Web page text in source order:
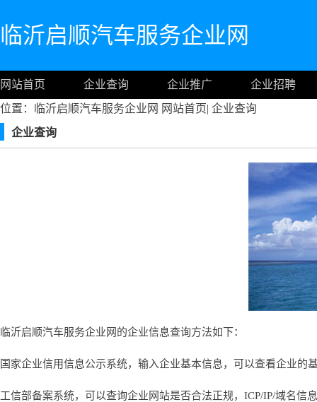
临沂启顺汽车服务企业网
网站首页 企业查询 企业推广
企业招聘
位置：临沂启顺汽车服务企业网 网站首页| 企业查询
企业查询
临沂启顺汽车服务企业网的企业信息查询方法如下：
国家企业信用信息公示系统，输入企业基本信息，可以查看企业的
工信部备案系统，可以查询企业网站是否合法正规，ICP/IP/域名信